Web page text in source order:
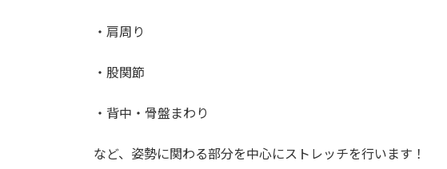
・肩周り
・股関節
・背中・骨盤まわり
など、姿勢に関わる部分を中心にストレッチを行います！